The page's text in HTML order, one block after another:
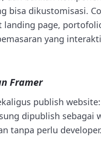
bisa dikustomisasi.
landing page,
yang
Framer
publish
dipublish sebagai
tanpa perlu developer.